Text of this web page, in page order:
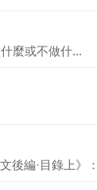
麼或不做什...
後編·目錄上》